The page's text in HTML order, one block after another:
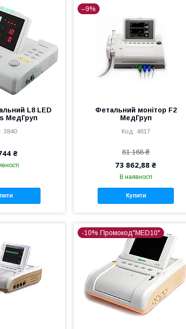
L8 LED
МедГруп
3840
₴
–9%
Фетальний монітор F2
МедГруп
4617
81 168 ₴
73 862,88 ₴
В наявності
Купити
-10% Промокод"MED10"